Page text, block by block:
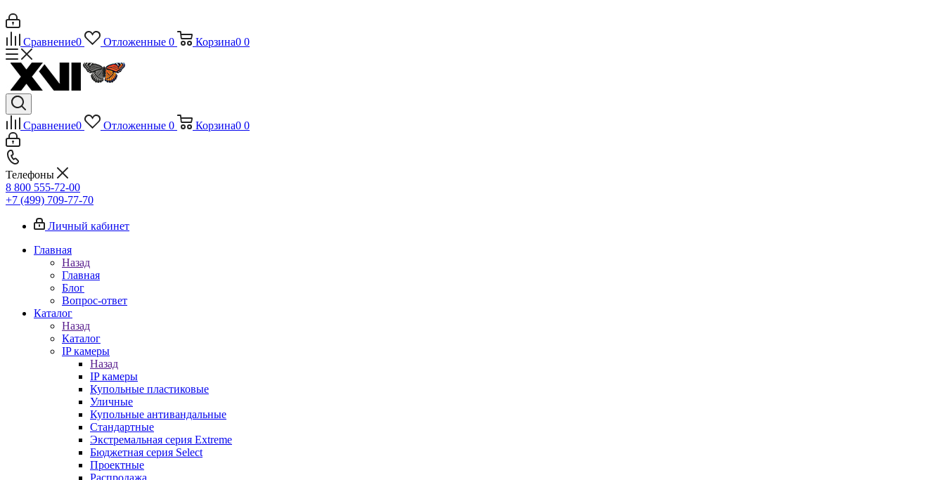
Сравнение0 Отложенные 0 Корзина0 0
Сравнение0 Отложенные 0 Корзина0 0
Телефоны
8 800 555-72-00
+7 (499) 709-77-70
Личный кабинет
Главная
Назад
Главная
Блог
Вопрос-ответ
Каталог
Назад
Каталог
IP камеры
Назад
IP камеры
Купольные пластиковые
Уличные
Купольные антивандальные
Стандартные
Экстремальная серия Extreme
Бюджетная серия Select
Проектные
Распродажа